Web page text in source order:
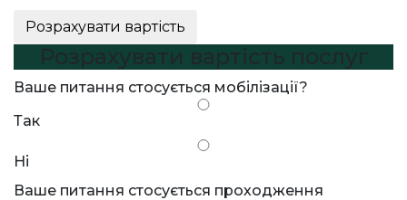
Розрахувати вартість
Розрахувати вартість послуг
Ваше питання стосується мобілізації?
Так
Ні
Ваше питання стосується проходження